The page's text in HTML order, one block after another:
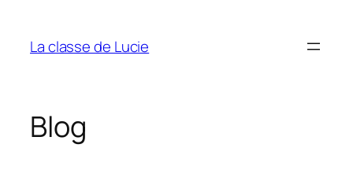
contenu
La classe de Lucie
Blog